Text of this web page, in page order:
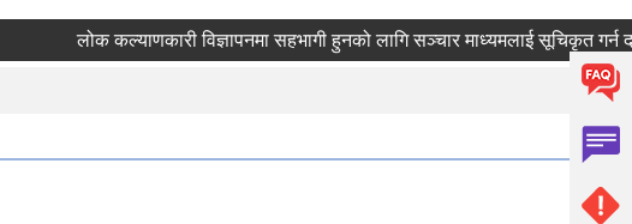
लोक कल्याणकारी विज्ञापनमा सहभागी हुनको लागि सञ्चार माध्यमलाई सूचिकृत गर्न